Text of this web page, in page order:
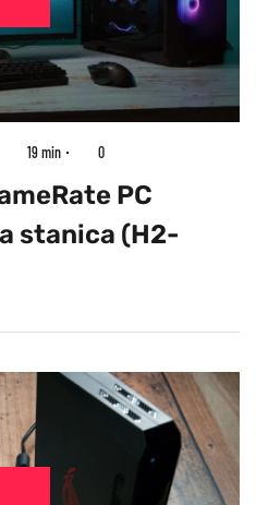
19 min 0
PC
stanica (H2-